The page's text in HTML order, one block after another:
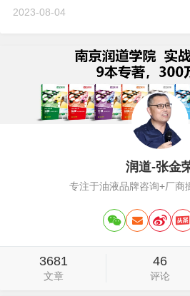
2023-08-04
润道-张金
专注于油液品牌咨询+厂商
3681
文章
46
评论